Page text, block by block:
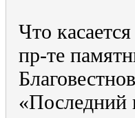
Что
пр-те
«Последний